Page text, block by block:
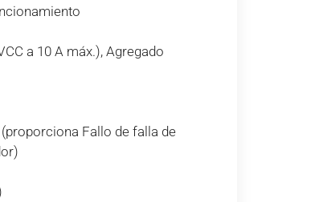
a 10 A máx.), Agregado
Fallo de falla de